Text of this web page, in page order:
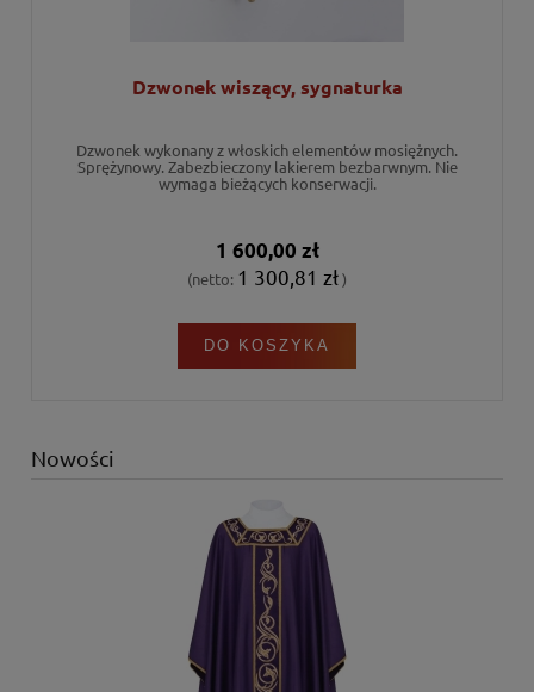
Dzwonek wiszący, sygnaturka
Dzwonek wykonany z włoskich elementów mosiężnych.
Sprężynowy. Zabezbieczony lakierem bezbarwnym. Nie
wymaga bieżących konserwacji.
1 600,00 zł
(netto: 1 300,81 zł)
DO KOSZYKA
Nowości